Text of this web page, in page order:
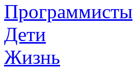
Программисты
Дети
Жизнь